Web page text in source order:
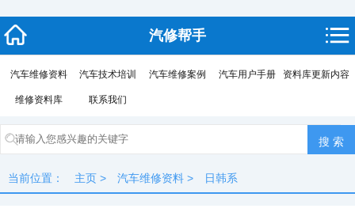
汽修帮手
汽车维修资料 汽车技术培训 汽车维修案例 汽车用户手册 资料库更新内容
维修资料库 联系我们
当前位置： 主页 > 汽车维修资料 > 日韩系